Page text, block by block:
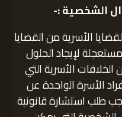
الشخصية :-
الأسرية من القضايا
لإيجاد الحلول
الخلافات الأسرية التي
الأسرة الواحدة عن
طلب استشارة قانونية